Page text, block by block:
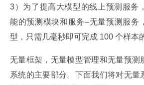
3）为了提高大模型的线上预测服务
能的预测模块和服务–无量预测服务
型，只需几毫秒即可完成 100 个样本
无量框架，无量模型管理和无量预测
系统的主要部分。下面我们将对无量